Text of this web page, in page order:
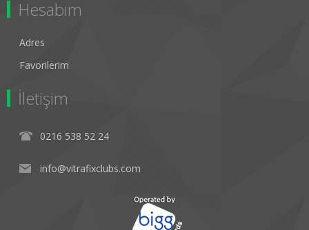
Hesabım
Adres
Favorilerim
İletişim
0216 538 52 24
info@vitrafixclubs.com